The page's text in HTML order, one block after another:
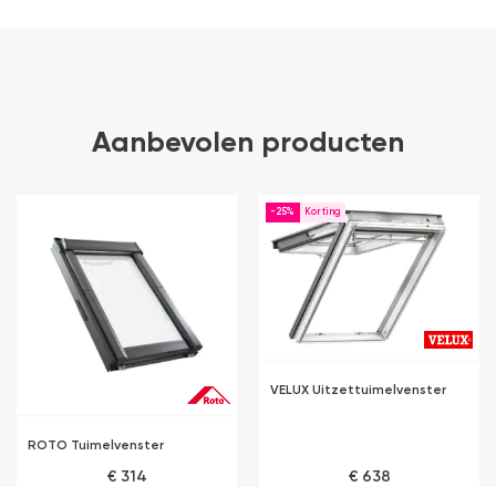
Aanbevolen producten
ROTO Tuimelvenster
€ 314
-25%
VELUX Uitzettuimelvenster
€ 638